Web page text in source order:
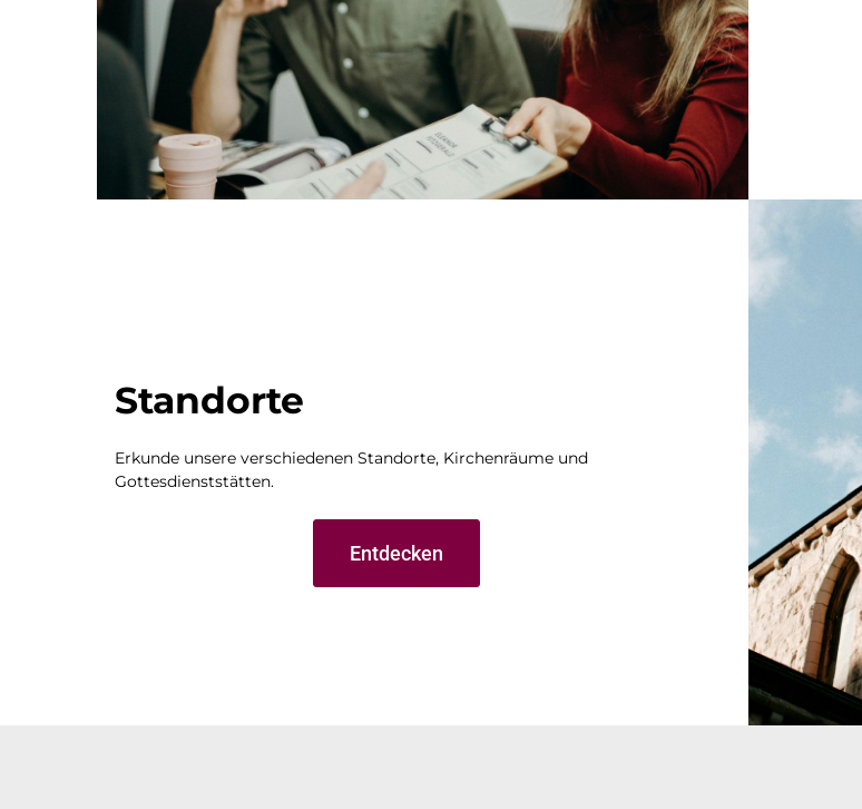
Standorte
Erkunde unsere verschiedenen Standorte, Kirchenräume und
Gottesdienststätten.
Entdecken